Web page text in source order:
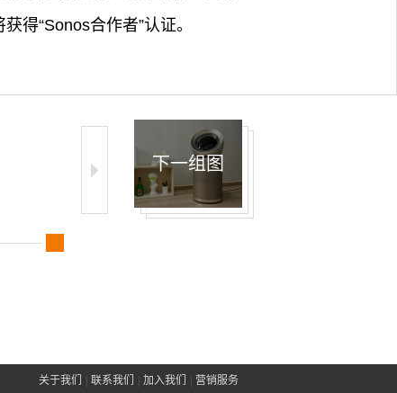
得“Sonos合作者”认证。
下一组图
关于我们 联系我们 加入我们 营销服务